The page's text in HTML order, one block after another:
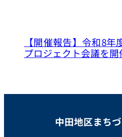
【開催報告】令和8年
プロジェクト会議を
中田地区まち